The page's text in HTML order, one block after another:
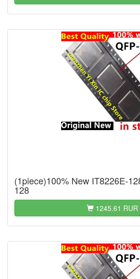
(1piece)100% New IT8226E-
128
1245.61 RUR